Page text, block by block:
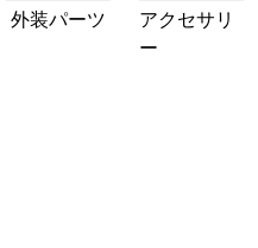
外装パーツ
アクセサリ
ー